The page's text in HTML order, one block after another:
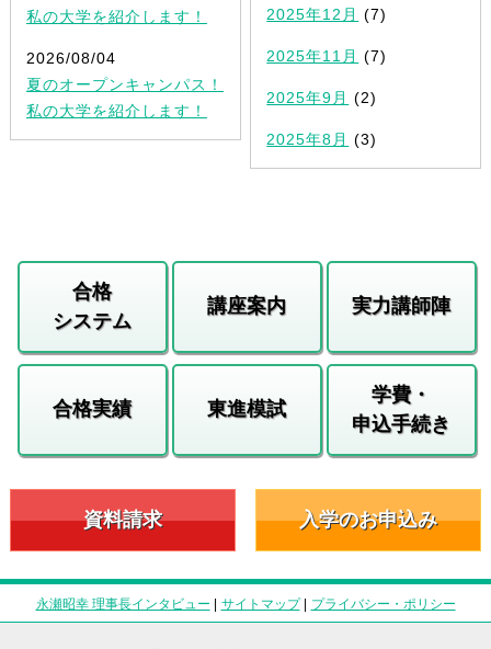
私の大学を紹介します！
2026/08/04
夏のオープンキャンパス！
私の大学を紹介します！
2025年12月 (7)
2025年11月 (7)
2025年9月 (2)
2025年8月 (3)
合格
システム
講座案内 実力講師陣
合格実績 東進模試
学費・
申込手続き
資料請求 入学のお申込み
永瀬昭幸 理事長インタビュー | サイトマップ| プライバシー・ポリシー